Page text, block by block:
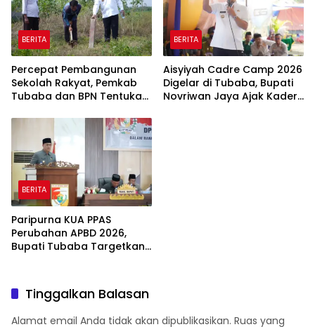
BERITA
Percepat Pembangunan
Sekolah Rakyat, Pemkab
Tubaba dan BPN Tentukan
BERITA
Aisyiyah Cadre Camp 2026
Digelar di Tubaba, Bupati
Novriwan Jaya Ajak Kader
BERITA
Paripurna KUA PPAS
Perubahan APBD 2026,
Bupati Tubaba Targetkan
Tinggalkan Balasan
Alamat email Anda tidak akan dipublikasikan. Ruas yang